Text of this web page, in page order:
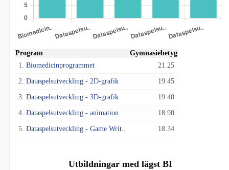
Program
Gymnasiebetyg
1. Biomedicinprogrammet 21.25
2. Dataspelsutveckling - 2D-grafik 19.45
3. Dataspelsutveckling - 3D-grafik 19.40
4. Dataspelsutveckling - animation 18.90
5. Dataspelsutveckling - Game Writ.. 18.34
Utbildningar med lägst BI